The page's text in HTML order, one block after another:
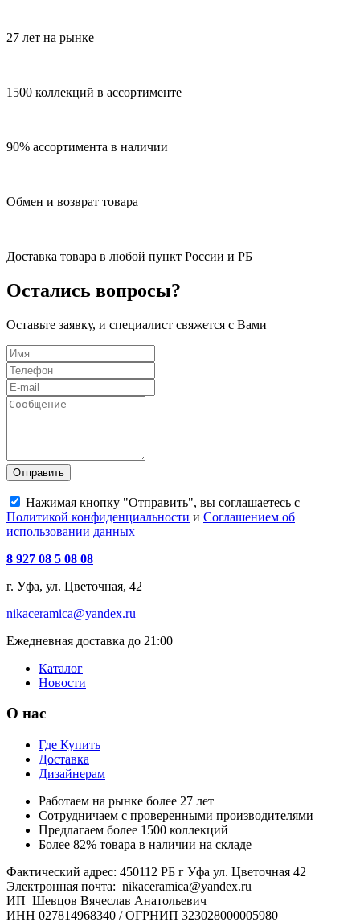
27 лет на рынке
1500 коллекций в ассортименте
90% ассортимента в наличии
Обмен и возврат товара
Доставка товара в любой пункт России и РБ
Остались вопросы?
Оставьте заявку, и специалист свяжется с Вами
Отправить
Нажимая кнопку "Отправить", вы соглашаетесь с
Политикой конфиденциальности и Соглашением об
использовании данных
8 927 08 5 08 08
г. Уфа, ул. Цветочная, 42
nikaceramica@yandex.ru
Ежедневная доставка до 21:00
Каталог
Новости
О нас
Где Купить
Доставка
Дизайнерам
Работаем на рынке более 27 лет
Сотрудничаем с проверенными производителями
Предлагаем более 1500 коллекций
Более 82% товара в наличии на складе
Фактический адрес: 450112 РБ г Уфа ул. Цветочная 42
Электронная почта: nikaceramica@yandex.ru
ИП Шевцов Вячеслав Анатольевич
ИНН 027814968340 / ОГРНИП 323028000005980